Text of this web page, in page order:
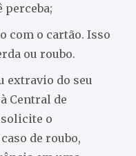
perceba;
com o cartão. Isso
ou roubo.
extravio do seu
Central de
solicite o
de roubo,